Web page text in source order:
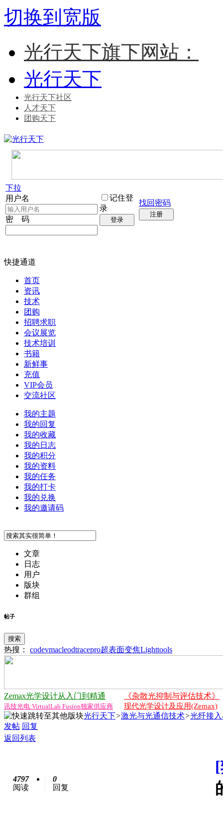
切换到宽版
光行天下旗下网站：
光行天下
光行天下社区
人才天下
团购天下
下拉
用户名
密 码
记住登
录
登录
找回密码
注册
快捷通道
首页
资讯
技术
团购
招聘求职
会议展览
技术培训
书籍
新鲜事
充值
VIP会员
交流社区
我的主题
我的回复
我的收藏
我的日志
我的积分
我的资料
我的任务
我的打卡
我的兑换
我的邀请码
文章
日志
用户
版块
群组
帖子
搜索
热搜： codevmacleodtracepro超表面变焦Lighttools
Zemax光学设计从入门到精通 《杂散光抑制与评估技术》
讯技光电:VirtualLab Fusion独家供应商 现代光学设计及应用(Zemax)
光行天下>激光与光通信技术>光纤接
发帖 回复
返回列表
4797
阅读
0
回复